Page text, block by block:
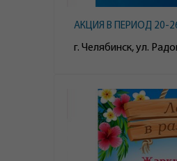
АКЦИЯ В ПЕРИОД 20-
г. Челябинск, ул.